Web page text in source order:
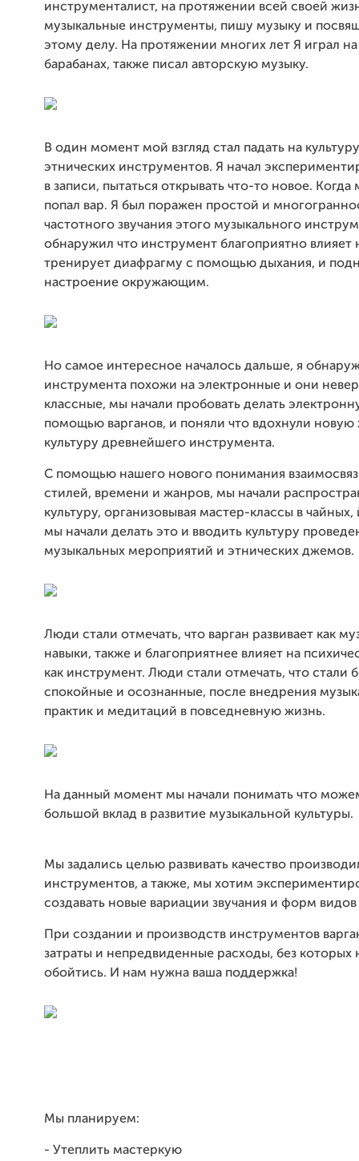
инструменталист, на протяжении всей своей
музыкальные инструменты, пишу музыку и
этому делу. На протяжении многих лет Я играл на
барабанах, также писал авторскую музыку.
В один момент мой взгляд стал падать на
этнических инструментов. Я начал
в записи, пытаться открывать что-то новое. Когда
попал вар. Я был поражен простой и
частотного звучания этого музыкального
обнаружил что инструмент благоприятно влияет
тренирует диафрагму с помощью дыхания, и
настроение окружающим.
Но самое интересное началось дальше, я
инструмента похожи на электронные и они
классные, мы начали пробовать делать
помощью варганов, и поняли что вдохнули новую
культуру древнейшего инструмента.
С помощью нашего нового понимания
стилей, времени и жанров, мы начали
культуру, организовывая мастер-классы в чайных,
мы начали делать это и вводить культуру
музыкальных мероприятий и этнических джемов.
Люди стали отмечать, что варган развивает как
навыки, также и благоприятнее влияет на
как инструмент. Люди стали отмечать, что стали
спокойные и осознанные, после внедрения
практик и медитаций в повседневную жизнь.
На данный момент мы начали понимать что
большой вклад в развитие музыкальной культуры.
Мы задались целью развивать качество
инструментов, а также, мы хотим
создавать новые вариации звучания и форм видов
При создании и производств инструментов
затраты и непредвиденные расходы, без которых
обойтись. И нам нужна ваша поддержка!
Мы планируем:
- Утеплить мастеркую